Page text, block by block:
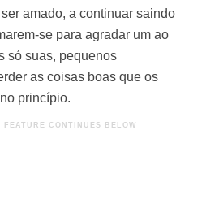
amado, a continuar saindo
se para agradar um ao
só suas, pequenos
as coisas boas que os
princípio.